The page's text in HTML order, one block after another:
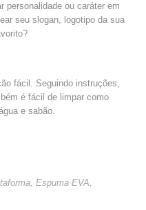
personalidade ou caráter em
seu slogan, logotipo da sua
fácil. Seguindo instruções,
é fácil de limpar como
e sabão.
,Espuma EVA,